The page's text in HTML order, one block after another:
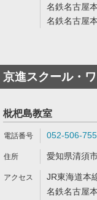
名鉄名古屋
名鉄名古屋
京進スクール・
枇杷島教室
052-506-
愛知県清須
JR東海道本
名鉄名古屋